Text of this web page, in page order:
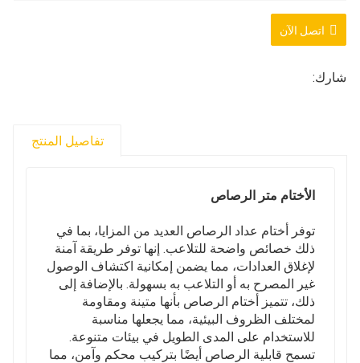
اللون الفضي
المادة: الرصاص
عدادات الكهرباء وعدادات المياه لمنع السرقة الخبيثة.
اتصل الآن
شارك:
تفاصيل المنتج
الأختام متر الرصاص
توفر أختام عداد الرصاص العديد من المزايا، بما في
ذلك خصائص واضحة للتلاعب. إنها توفر طريقة آمنة
لإغلاق العدادات، مما يضمن إمكانية اكتشاف الوصول
غير المصرح به أو التلاعب به بسهولة. بالإضافة إلى
ذلك، تتميز أختام الرصاص بأنها متينة ومقاومة
لمختلف الظروف البيئية، مما يجعلها مناسبة
للاستخدام على المدى الطويل في بيئات متنوعة.
تسمح قابلية الرصاص أيضًا بتركيب محكم وآمن، مما